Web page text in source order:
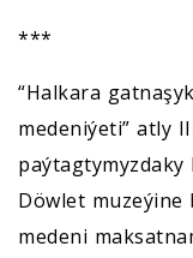
***
“Halkara
medeniýeti” atly
Döwlet
medeni